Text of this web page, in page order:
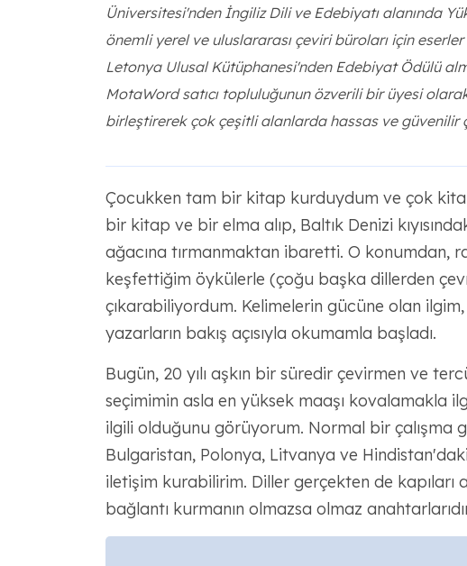
Üniversitesi'nden İngiliz Dili ve Edebiyatı alanında
önemli yerel ve uluslararası çeviri büroları için
Letonya Ulusal Kütüphanesi'nden Edebiyat Ödülü
MotaWord satıcı topluluğunun özverili bir üyesi
birleştirerek çok çeşitli alanlarda hassas ve güvenilir
Çocukken tam bir kitap kurduydum ve çok
bir kitap ve bir elma alıp, Baltık Denizi
ağacına tırmanmaktan ibaretti. O konumdan,
keşfettiğim öykülerle (çoğu başka dillerden
çıkarabiliyordum. Kelimelerin gücüne olan ilgim,
yazarların bakış açısıyla okumamla başladı.
Bugün, 20 yılı aşkın bir süredir çevirmen ve
seçimimin asla en yüksek maaşı kovalamakla
ilgili olduğunu görüyorum. Normal bir çalışma
Bulgaristan, Polonya, Litvanya ve
iletişim kurabilirim. Diller gerçekten de kapıları
bağlantı kurmanın olmazsa olmaz